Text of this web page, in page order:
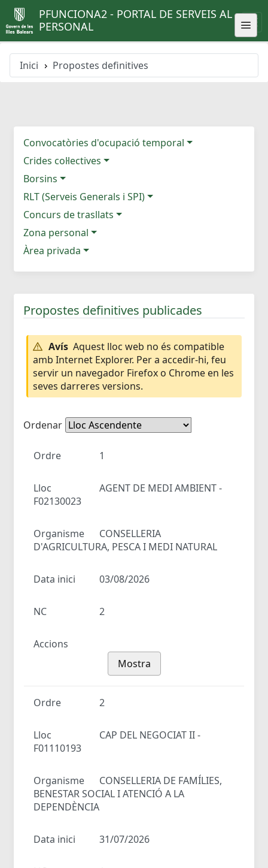
PFUNCIONA2 - PORTAL DE SERVEIS AL
PERSONAL
Inici Propostes definitives
Convocatòries d'ocupació temporal
Crides col·lectives
Borsins
RLT (Serveis Generals i SPI)
Concurs de trasllats
Zona personal
Àrea privada
Propostes definitives publicades
Avís Aquest lloc web no és compatible
amb Internet Explorer. Per a accedir-hi, feu
servir un navegador Firefox o Chrome en les
seves darreres versions.
Ordenar
Ordre 1
Lloc
AGENT DE MEDI AMBIENT -
F02130023
Organisme
CONSELLERIA
D'AGRICULTURA, PESCA I MEDI NATURAL
Data inici 03/08/2026
NC 2
Accions
Mostra
Ordre 2
Lloc
CAP DEL NEGOCIAT II -
F01110193
Organisme
CONSELLERIA DE FAMÍLIES,
BENESTAR SOCIAL I ATENCIÓ A LA
DEPENDÈNCIA
Data inici 31/07/2026